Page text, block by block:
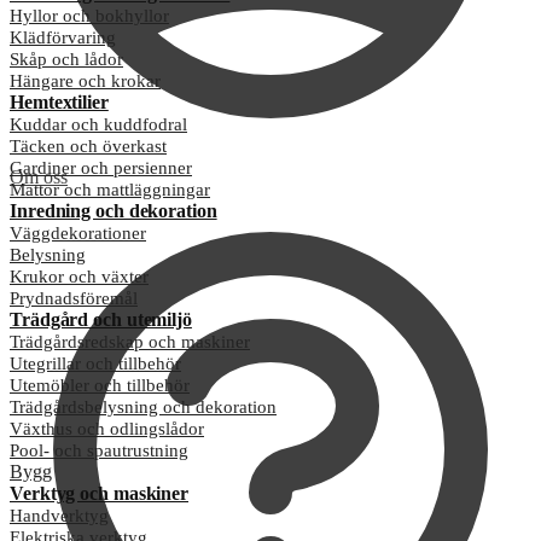
Om oss
Hyllor och bokhyllor
Klädförvaring
Skåp och lådor
Hängare och krokar
Hemtextilier
Kuddar och kuddfodral
Täcken och överkast
Gardiner och persienner
Mattor och mattläggningar
Inredning och dekoration
Väggdekorationer
Belysning
Krukor och växter
Prydnadsföremål
Trädgård och utemiljö
Trädgårdsredskap och maskiner
Utegrillar och tillbehör
Utemöbler och tillbehör
Trädgårdsbelysning och dekoration
Växthus och odlingslådor
Pool- och spautrustning
Bygg
Verktyg och maskiner
Handverktyg
Elektriska verktyg